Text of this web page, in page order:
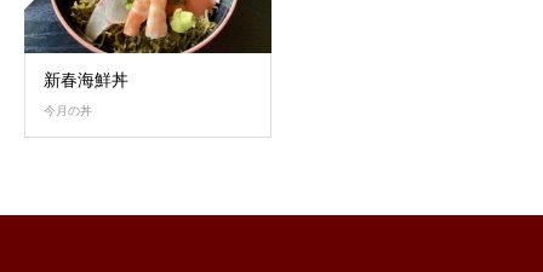
新春海鮮丼
今月の丼